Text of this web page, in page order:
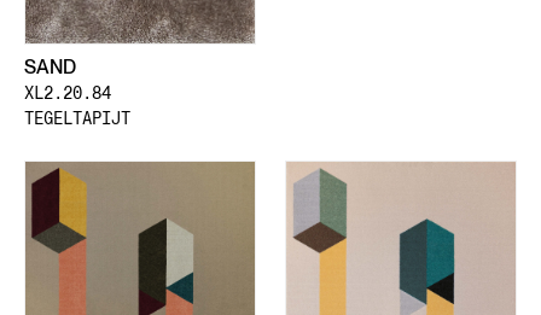
SAND
XL2.20.84
TEGELTAPIJT